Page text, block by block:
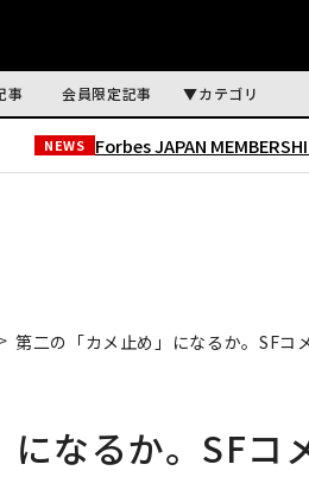
事 会員限定記事 カテゴリ
NEWS Forbes JAPAN
第二の「カメ止め」になるか。SFコ
なるか。SFコ